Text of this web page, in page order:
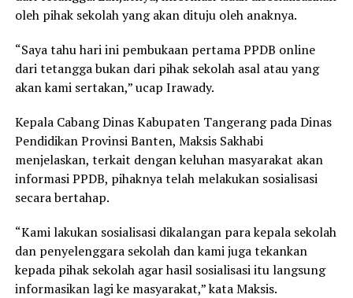
oleh pihak sekolah yang akan dituju oleh anaknya.
“Saya tahu hari ini pembukaan pertama PPDB online
dari tetangga bukan dari pihak sekolah asal atau yang
akan kami sertakan,” ucap Irawady.
Kepala Cabang Dinas Kabupaten Tangerang pada Dinas
Pendidikan Provinsi Banten, Maksis Sakhabi
menjelaskan, terkait dengan keluhan masyarakat akan
informasi PPDB, pihaknya telah melakukan sosialisasi
secara bertahap.
“Kami lakukan sosialisasi dikalangan para kepala sekolah
dan penyelenggara sekolah dan kami juga tekankan
kepada pihak sekolah agar hasil sosialisasi itu langsung
informasikan lagi ke masyarakat,” kata Maksis.